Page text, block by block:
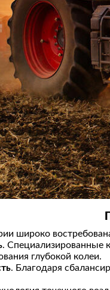
широко
. Специализированные
глубокой колеи.
. Благодаря